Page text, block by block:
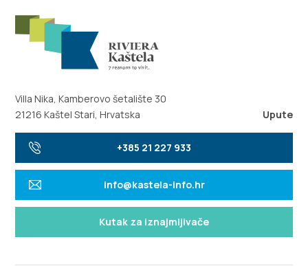
Villa Nika, Kamberovo šetalište 30
21216 Kaštel Stari, Hrvatska
Upute
+385 21 227 933
info@kastela-info.hr
Kutak za iznajmljivače